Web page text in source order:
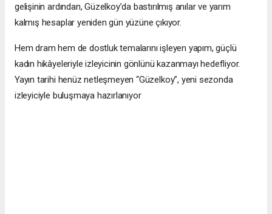
gelişinin ardından, Güzelkoy’da bastırılmış anılar ve yarım
kalmış hesaplar yeniden gün yüzüne çıkıyor.
Hem dram hem de dostluk temalarını işleyen yapım, güçlü
kadın hikâyeleriyle izleyicinin gönlünü kazanmayı hedefliyor.
Yayın tarihi henüz netleşmeyen “Güzelkoy”, yeni sezonda
izleyiciyle buluşmaya hazırlanıyor